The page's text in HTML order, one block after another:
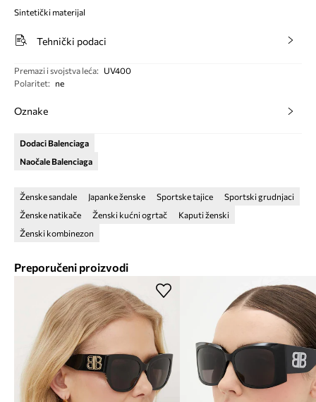
Sintetički materijal
Tehnički podaci
Premazi i svojstva leća:
UV400
Polaritet: ne
Oznake
Dodaci Balenciaga
Naočale Balenciaga
Ženske sandale Japanke ženske Sportske tajice
Sportski grudnjaci
Ženske natikače
Ženski kućni ogrtač
Kaputi ženski
Ženski kombinezon
Preporučeni proizvodi